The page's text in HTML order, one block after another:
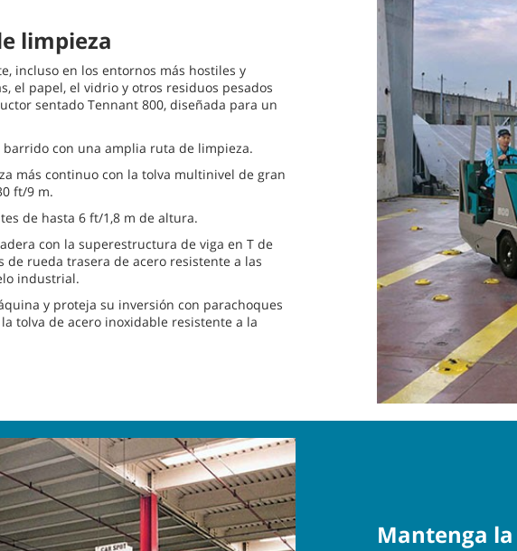
limpieza
incluso en los entornos más hostiles y
el papel, el vidrio y otros residuos pesados
sentado Tennant 800, diseñada para un
con una amplia ruta de limpieza.
más continuo con la tolva multinivel de gran
ft/9 m.
de hasta 6 ft/1,8 m de altura.
con la superestructura de viga en T de
de rueda trasera de acero resistente a las
industrial.
y proteja su inversión con parachoques
tolva de acero inoxidable resistente a la
Mantenga